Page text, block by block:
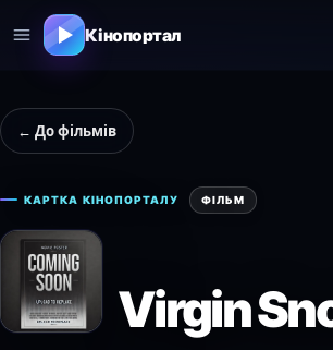
Кінопортал
← До фільмів
КАРТКА КІНОПОРТАЛУ ФІЛЬМ
Virgin